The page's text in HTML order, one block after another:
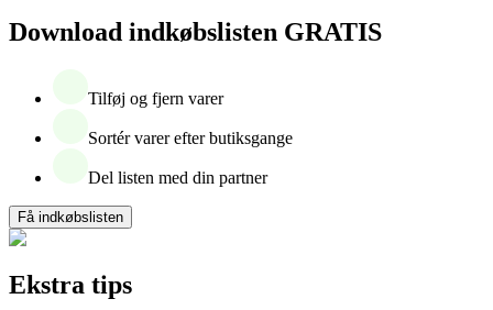
Download indkøbslisten GRATIS
Tilføj og fjern varer
Sortér varer efter butiksgange
Del listen med din partner
Få indkøbslisten
Ekstra tips